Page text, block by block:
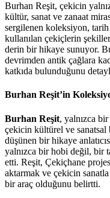
Burhan Reşit, çekicin
kültür, sanat ve zanaat
sergilenen koleksiyon,
kullanılan çekiçlerin
derin bir hikaye sunuyor.
devrimden antik çağlara
katkıda bulunduğunu
Burhan Reşit’in
Burhan Reşit, yalnızca
çekicin kültürel ve sanatsal
düşünen bir hikaye
yalnızca bir hobi değil, bir
etti. Reşit, Çekiçhane
aktarmak ve çekicin
bir araç olduğunu belirtti.